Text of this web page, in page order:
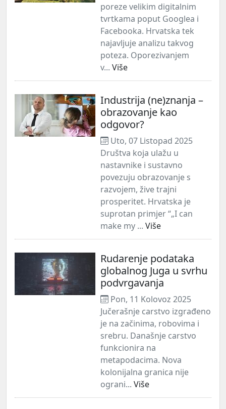
poreze velikim digitalnim
tvrtkama poput Googlea i
Facebooka. Hrvatska tek
najavljuje analizu takvog
poteza. Oporezivanjem
v... Više
Industrija (ne)znanja –
obrazovanje kao
odgovor?
Uto, 07 Listopad 2025
Društva koja ulažu u
nastavnike i sustavno
povezuju obrazovanje s
razvojem, žive trajni
prosperitet. Hrvatska je
suprotan primjer “„I can
make my ... Više
Rudarenje podataka
globalnog Juga u svrhu
podvrgavanja
Pon, 11 Kolovoz 2025
Jučerašnje carstvo izgrađeno
je na začinima, robovima i
srebru. Današnje carstvo
funkcionira na
metapodacima. Nova
kolonijalna granica nije
ograni... Više